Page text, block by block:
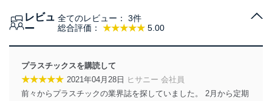
当社は、個人情報の取得・利用・提供に際して、その利
達成に必要な範囲内で適法かつ公正な手段によって取
得・利用・提供を行います。また、当社が保有している
個人情報は、同意を得ずに目的外利用、第三者への提
供・開示は行いません。当社においてはこれらの取り組
みを確実にするため、従業者等の教育を徹底してまいり
レビュ
ー
総合評価： ★★★★★ 5.00
全てのレビュー： 3件
プラスチックスを購読して
★★★★★ 2021年04月28日 ヒサニー 会社員
前々からプラスチックの業界誌を探していました。 2月から定期